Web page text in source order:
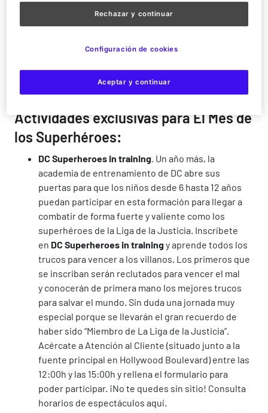
favoritos, Superman, Batman y Wonder Woman
especiales, durante los fines de semana del mes de
al superhéroe que llevas dentro!
Una oportunidad única para que los niños se vistan de su
superhéroe favorito.
Actividades exclusivas para El Mes de
los Superhéroes:
DC Superheroes in training. Un año más, la
academia de entrenamiento de DC abre sus
puertas para que los niños desde 6 hasta 12 años
puedan participar en esta formación para llegar a
combatir de forma fuerte y valiente como los
superhéroes de la Liga de la Justicia. Inscríbete
en DC Superheroes in trainingy aprende todos los
trucos para vencer a los villanos. Los primeros que
se inscriban serán reclutados para vencer el mal
y conocerán de primera mano los mejores trucos
para salvar el mundo. Sin duda una jornada muy
especial porque se llevarán el gran recuerdo de
haber sido “Miembro de La Liga de la Justicia”.
Acércate a Atención al Cliente (situado junto a la
fuente principal en Hollywood Boulevard) entre las
12:00h y las 15:00h y rellena el formulario para
poder participar. ¡No te quedes sin sitio! Consulta
horarios de espectáculos aquí.
Rechazar y continuar
Aceptar y continuar
Configuración de cookies